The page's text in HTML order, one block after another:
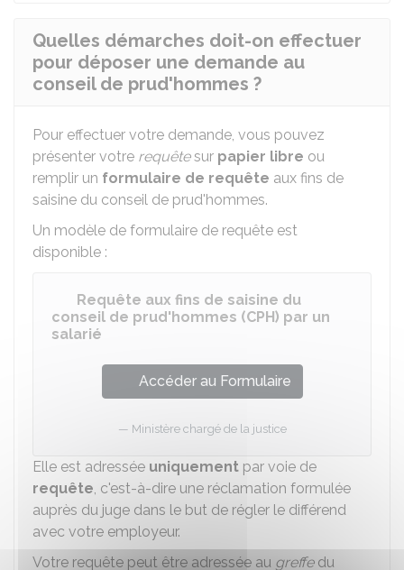
Quelles démarches doit-on effectuer
pour déposer une demande au
conseil de prud'hommes ?
Pour effectuer votre demande, vous pouvez
présenter votre requêtesur papier libre ou
remplir un formulaire de requête aux fins de
saisine du conseil de prud'hommes.
Un modèle de formulaire de requête est
disponible :
Requête aux fins de saisine du
conseil de prud'hommes (CPH) par un
salarié
Accéder au Formulaire
Ministère chargé de la justice
Elle est adressée uniquement par voie de
requête, c'est-à-dire une réclamation formulée
auprès du juge dans le but de régler le différend
avec votre employeur.
Votre requête peut être adressée au greffedu